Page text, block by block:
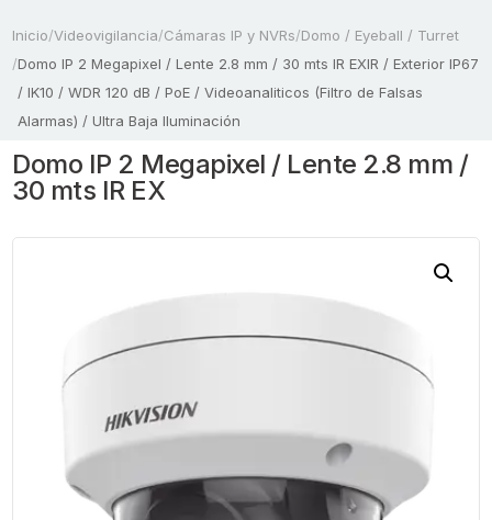
Inicio/Videovigilancia/Cámaras IP y NVRs/Domo / Eyeball / Turret
/Domo IP 2 Megapixel / Lente 2.8 mm / 30 mts IR EXIR / Exterior IP67
/ IK10 / WDR 120 dB / PoE / Videoanaliticos (Filtro de Falsas
Alarmas) / Ultra Baja Iluminación
Domo IP 2 Megapixel / Lente 2.8 mm /
30 mts IR EX